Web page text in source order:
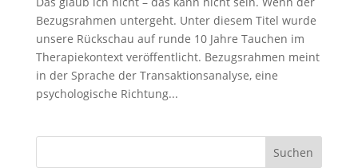
Bezugsrahmen untergeht. Unter diesem Titel wurde
unsere Rückschau auf runde 10 Jahre Tauchen im
Therapiekontext veröffentlicht. Bezugsrahmen meint
in der Sprache der Transaktionsanalyse, eine
psychologische Richtung...
Suchen